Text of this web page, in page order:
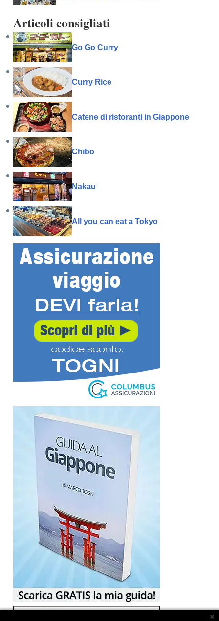
Articoli consigliati
Go Go Curry
Curry Rice
Catene di ristoranti in Giappone
Chibo
Nakau
All you can eat a Tokyo